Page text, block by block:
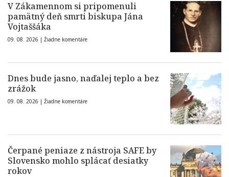
V Zákamennom si pripomenuli
pamätný deň smrti biskupa Jána
Vojtaššáka
09. 08. 2026 | Žiadne komentáre
Dnes bude jasno, naďalej teplo a bez
zrážok
09. 08. 2026 | Žiadne komentáre
Čerpané peniaze z nástroja SAFE by
Slovensko mohlo splácať desiatky
rokov